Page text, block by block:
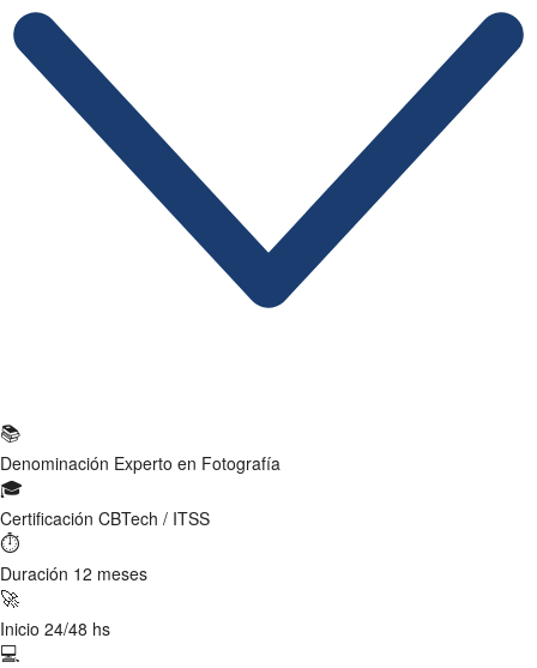
📚
Denominación Experto en Fotografía
🎓
Certificación CBTech / ITSS
⏱
Duración 12 meses
🚀
Inicio 24/48 hs
💻